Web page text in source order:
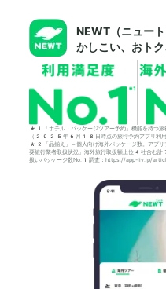
NEWT（ニュート
かしこい、おト
*1「ホテル・パッケージツアー予約」機能を持つ旅
（2025年6月18日時点の旅行予約アプリ利用
*2「品揃え」＝個人向け海外パッケージ数。
要旅行業者取扱状況」海外旅行取扱額上位4社含む計
扱いパッケージ数No.1調査：https://app-